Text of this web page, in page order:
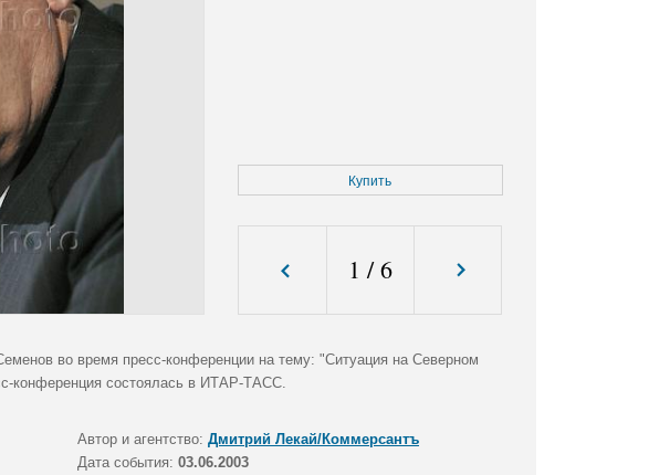
Купить
1 /6
во время пресс-конференции на тему: "Ситуация на Северном
конференция состоялась в ИТАР-ТАСС.
Автор и агентство: Дмитрий Лекай/Коммерсантъ
Дата события: 03.06.2003